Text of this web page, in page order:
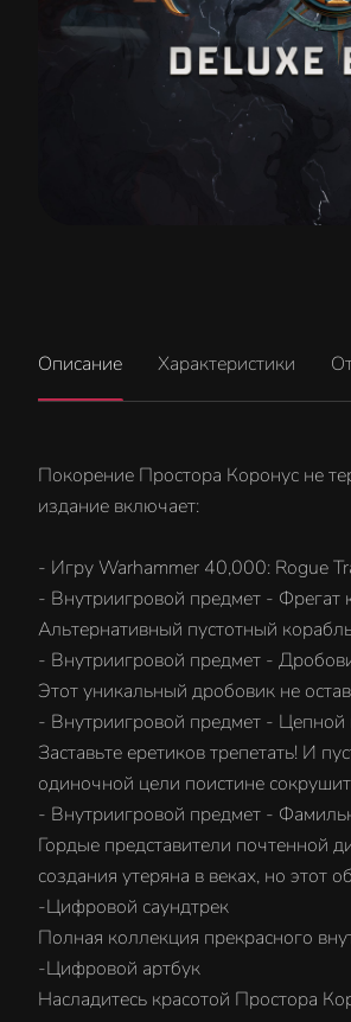
Описание Характеристики
Покорение Простора Коронус не
издание включает:
- Игру Warhammer 40,000: Rogue
- Внутриигровой предмет - Фрегат
Альтернативный пустотный
- Внутриигровой предмет -
Этот уникальный дробовик не
- Внутриигровой предмет - Цепной
Заставьте еретиков трепетать! И
одиночной цели поистине
- Внутриигровой предмет -
Гордые представители почтенной
создания утеряна в веках, но
-Цифровой саундтрек
Полная коллекция прекрасного
-Цифровой артбук
Насладитесь красотой Простора